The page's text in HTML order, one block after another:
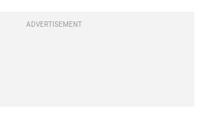
ADVERTISEMENT